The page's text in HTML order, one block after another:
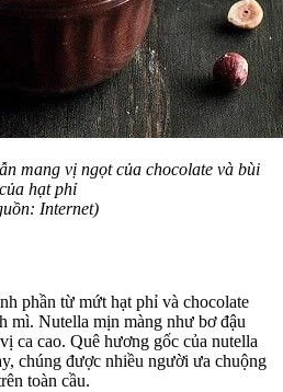
mang vị ngọt của chocolate và bùi
của hạt phỉ
Internet)
phần từ mứt hạt phỉ và chocolate
mì. Nutella mịn màng như bơ đậu
ca cao. Quê hương gốc của nutella
chúng được nhiều người ưa chuộng
toàn cầu.